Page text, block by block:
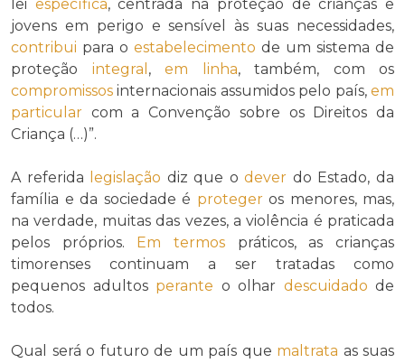
lei específica, centrada na proteção de crianças e
jovens em perigo e sensível às suas necessidades,
contribui para o estabelecimento de um sistema de
proteção integral , em linha, também, com os
compromissos internacionais assumidos pelo país, em
particular com a Convenção sobre os Direitos da
Criança (…)”.
A referida legislação diz que odever do Estado, da
família e da sociedade é protegeros menores, mas,
na verdade, muitas das vezes, a violência é praticada
pelos próprios.
Em termos práticos, as crianças
timorenses continuam a ser tratadas como
pequenos adultos perante o olhar descuidado de
todos.
Qual será o futuro de um país que maltrata as suas